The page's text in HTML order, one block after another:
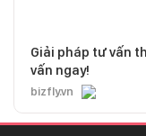
Giải pháp tư vấn
vấn ngay!
bizfly.vn